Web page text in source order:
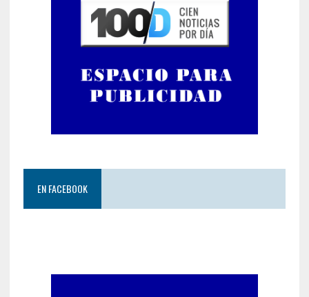
EN FACEBOOK